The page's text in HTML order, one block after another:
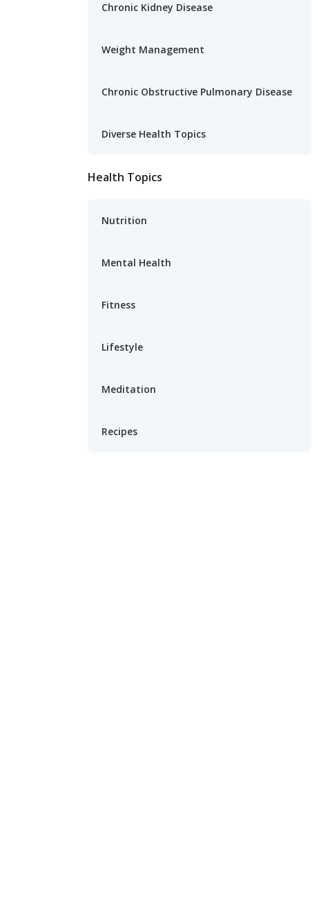
Chronic Kidney Disease
Weight Management
Chronic Obstructive Pulmonary Disease
Diverse Health Topics
Health Topics
Nutrition
Mental Health
Fitness
Lifestyle
Meditation
Recipes